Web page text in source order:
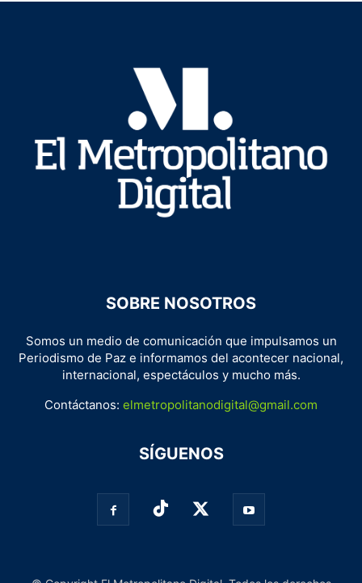
SOBRE NOSOTROS
Somos un medio de comunicación que impulsamos un
Periodismo de Paz e informamos del acontecer nacional,
internacional, espectáculos y mucho más.
Contáctanos: elmetropolitanodigital@gmail.com
SÍGUENOS